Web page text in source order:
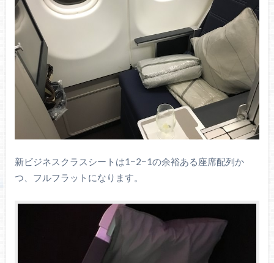
新ビジネスクラスシートは1−2−1の余裕ある座席配列か
つ、フルフラットになります。